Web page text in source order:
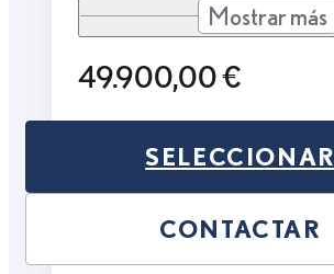
Mostrar más
49.900,00 €
SELECCIONAR
CONTACTAR